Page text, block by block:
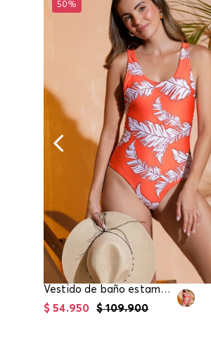
50%
Vestido de baño estampado para mujer
$ 109.900
$ 54.950